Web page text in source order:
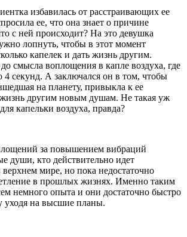
избавилась от расстраивающих ее
ее, что она знает о причине
с ней происходит? На это девушка
лопнуть, чтобы в этот момент
капелек и дать жизнь другим.
смысла воплощения в капле воздуха, где
4 секунд. А заключался он в том, чтобы
на планету, привыкла к ее
другим новым душам. Не такая уж
капельки воздуха, правда?
за повышением вибраций
души, кто действительно идет
мире, но пока недостаточно
в прошлых жизнях. Именно таким
немного опыта и они достаточно быстро
уходя на высшие планы.